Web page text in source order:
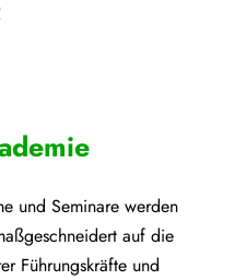
und Seminare werden
auf die
Führungskräfte und